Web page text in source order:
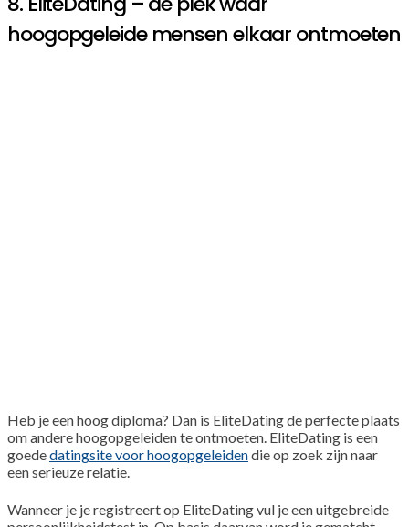
hoogopgeleide mensen elkaar ontmoeten
Heb je een hoog diploma? Dan is EliteDating de perfecte plaats
om andere hoogopgeleiden te ontmoeten. EliteDating is een
goededatingsite voor hoogopgeleidendie op zoek zijn naar
een serieuze relatie.
Wanneer je je registreert op EliteDating vul je een uitgebreide